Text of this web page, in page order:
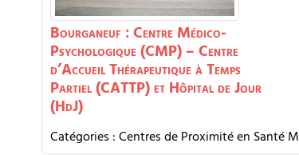
Bourganeuf : Centre Médico-
Psychologique (CMP) – Centre
d’Accueil Thérapeutique à Temps
Partiel (CATTP) et Hôpital de Jour
(HdJ)
Catégories :Centres de Proximité en Santé